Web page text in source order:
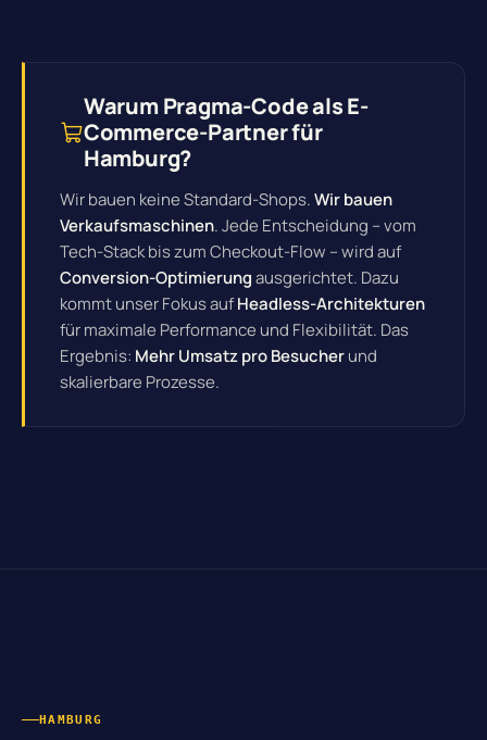
Warum Pragma-Code als E-
Commerce-Partner für
Hamburg?
Wir bauen keine Standard-Shops.Wir bauen
Verkaufsmaschinen. Jede Entscheidung – vom
Tech-Stack bis zum Checkout-Flow – wird auf
Conversion-Optimierungausgerichtet. Dazu
kommt unser Fokus aufHeadless-Architekturen
für maximale Performance und Flexibilität. Das
Ergebnis: Mehr Umsatz pro Besucherund
skalierbare Prozesse.
HAMBURG